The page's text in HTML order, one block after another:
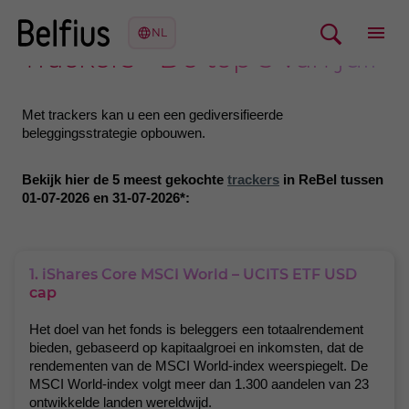
Trackers - De top 5 van juli
Met trackers kan u een een gediversifieerde
beleggingsstrategie opbouwen.
Bekijk hier de 5 meest gekochte trackers in ReBel tussen
01-07-2026 en 31-07-2026*:
1. iShares Core MSCI World – UCITS ETF USD
cap
Het doel van het fonds is beleggers een totaalrendement
bieden, gebaseerd op kapitaalgroei en inkomsten, dat de
rendementen van de MSCI World-index weerspiegelt. De
MSCI World-index volgt meer dan 1.300 aandelen van 23
ontwikkelde landen wereldwijd.